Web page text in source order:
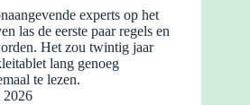
experts op het
las de eerste paar regels en
Het zou twintig jaar
lang genoeg
te lezen.
2026